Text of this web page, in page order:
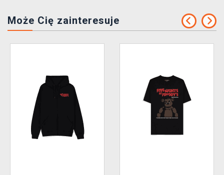
Może Cię zainteresuje